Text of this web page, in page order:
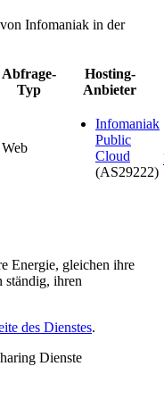
Infomaniak in der
Abfrage-
Typ
Hosting-
Anbieter
Web
Infomaniak
Public
Cloud
(AS29222)
Energie, gleichen ihre
ständig, ihren
des Dienstes.
Dienste